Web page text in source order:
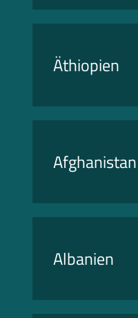
Äthiopien
Afghanistan
Albanien